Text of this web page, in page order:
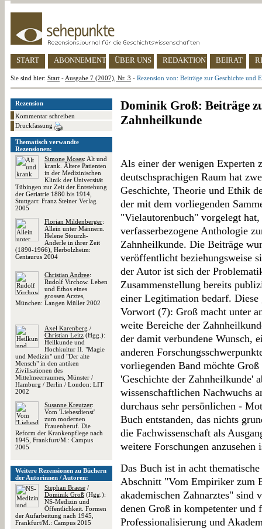
START ABONNEMENT ÜBER UNS REDAKTION BEIRAT
Sie sind hier: Start - Ausgabe 7 (2007), Nr. 3 - Rezension von: Beiträge zur Geschichte und
Rezension
Kommentar schreiben
Druckfassung
Thematisch verwandte
Rezensionen:
Simone Moses: Alt und
krank. Ältere Patienten
in der Medizinischen
Klinik der Universität
Tübingen zur Zeit der Entstehung
der Geriatrie 1880 bis 1914,
Stuttgart: Franz Steiner Verlag
2005
Florian Mildenberger:
Allein unter Männern.
Helene Stourzh-
Anderle in ihrer Zeit
(1890-1966), Herbolzheim:
Centaurus 2004
Christian Andree:
Rudolf Virchow. Leben
und Ethos eines
grossen Arztes,
München: Langen Müller 2002
Axel Karenberg /
Christian Leitz (Hgg.):
Heilkunde und
Hochkultur II. "Magie
und Medizin" und "Der alte
Mensch" in den antiken
Zivilisationen des
Mittelmeerraumes, Münster /
Hamburg / Berlin / London: LIT
2002
Susanne Kreutzer:
Vom 'Liebesdienst'
zum modernen
Frauenberuf. Die
Reform der Krankenpflege nach
1945, Frankfurt/M.: Campus
2005
Weitere Rezensionen zu Büchern
der Autorinnen / Autoren:
Stephan Braese /
Dominik Groß (Hgg.):
NS-Medizin und
Öffentlichkeit. Formen
der Aufarbeitung nach 1945,
Frankfurt/M.: Campus 2015
Dominik Groß: Beiträge
Zahnheilkunde
Als einer der wenigen Experten
deutschsprachigen Raum hat
Geschichte, Theorie und Ethik
der mit dem vorliegenden
"Vielautorenbuch" vorgelegt
verfasserbezogene Anthologie
Zahnheilkunde. Die Beiträge
veröffentlicht beziehungsweise
der Autor ist sich der
Zusammenstellung bereits
einer Legitimation bedarf.
Vorwort (7): Groß macht unter
weite Bereiche der
der damit verbundene Wunsch,
anderen
vorliegenden Band möchte
'Geschichte der Zahnheilkunde'
wissenschaftlichen Nachwuchs
durchaus sehr persönlichen -
Buch entstanden, das nichts
die Fachwissenschaft als
weitere Forschungen anzusehen
Das Buch ist in acht
Abschnitt "Vom Empiriker zum
akademischen Zahnarztes" sind
denen Groß in kompetenter und
Professionalisierung und